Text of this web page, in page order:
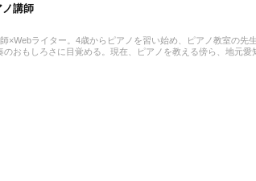
ノ講師
×Webライター。4歳からピアノを習い始め、ピアノ教室の先
のおもしろさに目覚める。現在、ピアノを教える傍ら、地元